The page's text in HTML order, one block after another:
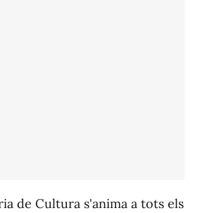
de Cultura s'anima a tots els